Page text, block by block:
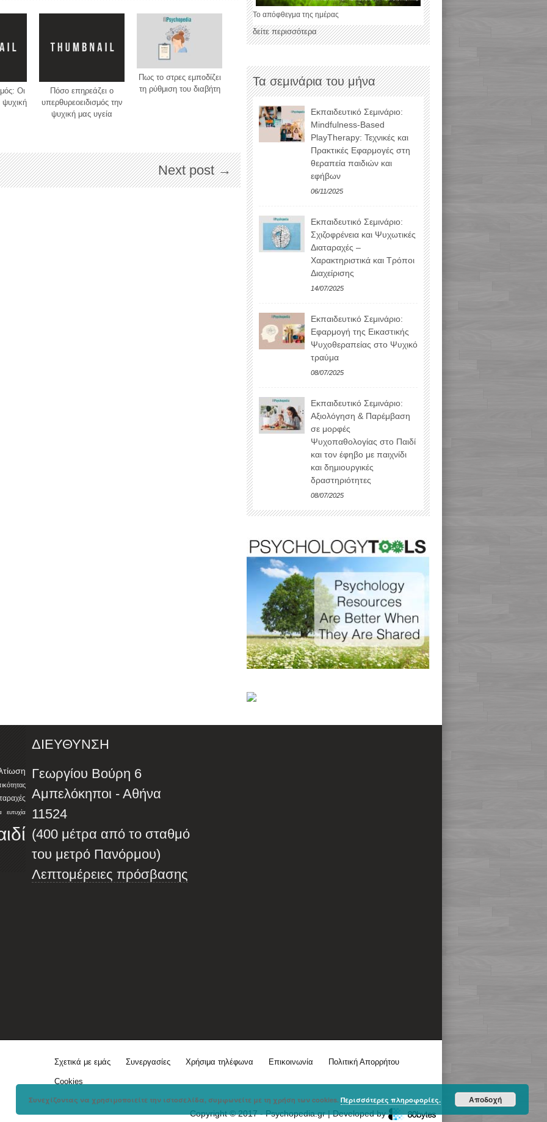
Oι
ψυχική
Πόσο επηρεάζει ο
υπερθυρεοειδισμός την
ψυχική μας υγεία
Πως το στρες εμποδίζει
τη ρύθμιση του διαβήτη
Next post →
Το απόφθεγμα της ημέρας
δείτε περισσότερα
Τα σεμινάρια του μήνα
Εκπαιδευτικό Σεμινάριο:
Mindfulness-Based
PlayTherapy: Τεχνικές και
Πρακτικές Εφαρμογές στη
θεραπεία παιδιών και
εφήβων
06/11/2025
Εκπαιδευτικό Σεμινάριο:
Σχιζοφρένεια και Ψυχωτικές
Διαταραχές –
Χαρακτηριστικά και Τρόποι
Διαχείρισης
14/07/2025
Εκπαιδευτικό Σεμινάριο:
Εφαρμογή της Εικαστικής
Ψυχοθεραπείας στο Ψυχικό
τραύμα
08/07/2025
Εκπαιδευτικό Σεμινάριο:
Αξιολόγηση & Παρέμβαση
σε μορφές
Ψυχοπαθολογίας στο Παιδί
και τον έφηβο με παιχνίδι
και δημιουργικές
δραστηριότητες
08/07/2025
ευτυχία
ΔΙΕΥΘΥΝΣΗ
Γεωργίου Βούρη 6
Αμπελόκηποι - Αθήνα
11524
(400 μέτρα από το σταθμό
του μετρό Πανόρμου)
Λεπτομέρειες πρόσβασης
Σχετικά με εμάς Συνεργασίες Χρήσιμα τηλέφωνα Επικοινωνία Πολιτική Απορρήτου
Cookies
Copyright © 2017 - Psychopedia.gr | Developed by
Συνεχίζοντας να χρησιμοποιείτε την ιστοσελίδα, συμφωνείτε με τη χρήση των cookies. Περισσότερες πληροφορίες. Αποδοχή